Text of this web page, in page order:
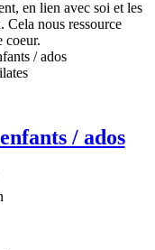
en lien avec soi et les
Cela nous ressource
coeur.
/ ados